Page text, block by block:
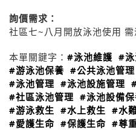
詢價需求：
社區七~八月開放泳池使用
本單關鍵字： #泳池維護 #泳
#游泳池保養 #公共泳池管理
#泳池管理 #泳池設施管理
#社區泳池管理 #泳池設備
#游泳救生 #水上救生 #水
#愛護生命 #保護生命 #尊